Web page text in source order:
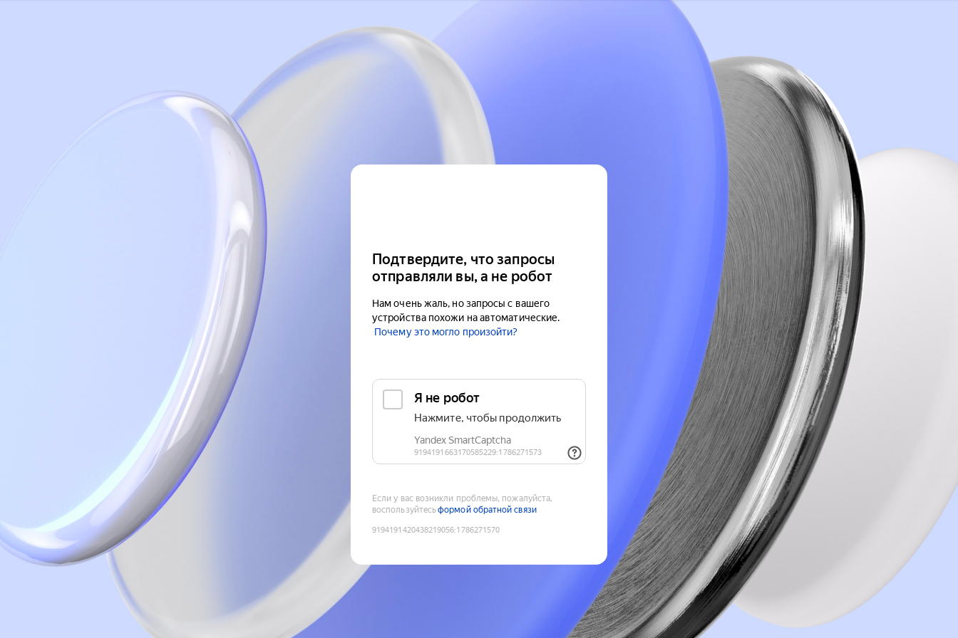
Подтвердите, что запросы
отправляли вы, а не робот
Нам очень жаль, но запросы с вашего
устройства похожи на автоматические.
Почему это могло произойти?
Если у вас возникли проблемы, пожалуйста,
воспользуйтесьформой обратной связи
9194191420438219056:1786271570